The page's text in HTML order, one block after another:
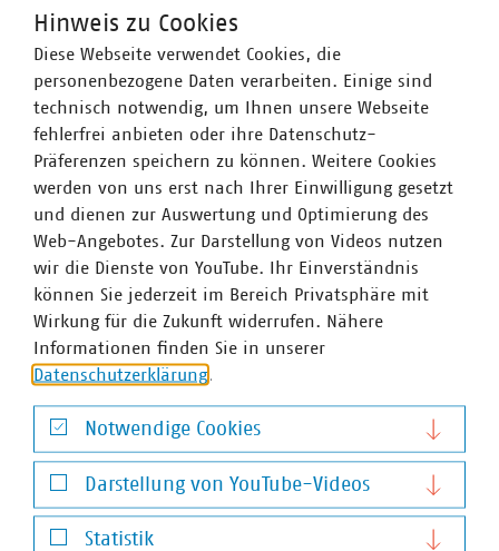
Stefan Luig
Leiter Presse und Pressesprecher mit Schwerpunkt
Wasser/Abwasser
+49 170 8580-226
luig(at)vku(dot)de
Hinweis zu Cookies
Diese Webseite verwendet Cookies, die
personenbezogene Daten verarbeiten. Einige sind
technisch notwendig, um Ihnen unsere Webseite
fehlerfrei anbieten oder ihre Datenschutz-
Präferenzen speichern zu können. Weitere Cookies
werden von uns erst nach Ihrer Einwilligung gesetzt
und dienen zur Auswertung und Optimierung des
Web-Angebotes. Zur Darstellung von Videos nutzen
wir die Dienste von YouTube. Ihr Einverständnis
können Sie jederzeit im Bereich Privatsphäre mit
Wirkung für die Zukunft widerrufen. Nähere
Informationen finden Sie in unserer
Datenschutzerklärung.
Notwendige Cookies
Notwendige Cookies
Darstellung von YouTube-Videos
Darstellung von YouTube-Videos
Statistik